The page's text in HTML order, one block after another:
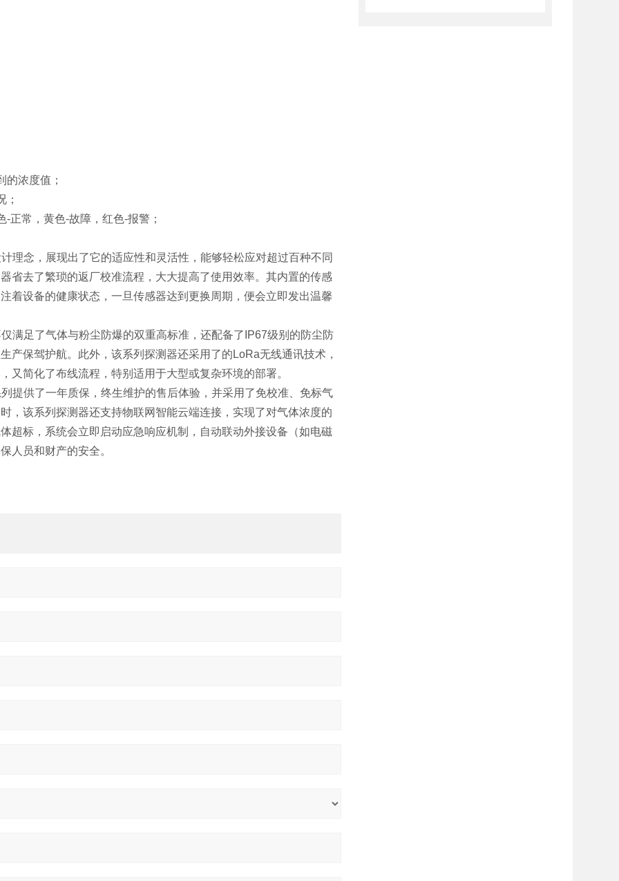
浓度值；
；
正常，黄色-故障，红色-报警；
理念，展现出了它的适应性和灵活性，能够轻松应对超过百种不同
省去了繁琐的返厂校准流程，大大提高了使用效率。其内置的传感
着设备的健康状态，一旦传感器达到更换周期，便会立即发出温馨
满足了气体与粉尘防爆的双重高标准，还配备了IP67级别的防尘防
产保驾护航。此外，该系列探测器还采用了的LoRa无线通讯技术，
又简化了布线流程，特别适用于大型或复杂环境的部署。
提供了一年质保，终生维护的售后体验，并采用了免校准、免标气
，该系列探测器还支持物联网智能云端连接，实现了对气体浓度的
超标，系统会立即启动应急响应机制，自动联动外接设备（如电磁
人员和财产的安全。